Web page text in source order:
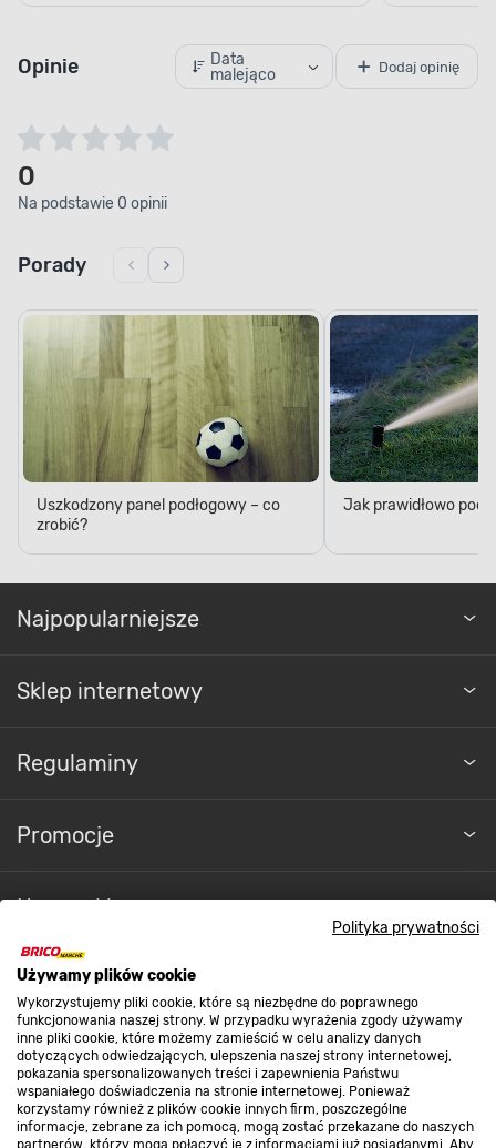
Polityka prywatności
Używamy plików cookie
Wykorzystujemy pliki cookie, które są niezbędne do poprawnego
funkcjonowania naszej strony. W przypadku wyrażenia zgody używamy
inne pliki cookie, które możemy zamieścić w celu analizy danych
dotyczących odwiedzających, ulepszenia naszej strony internetowej,
pokazania spersonalizowanych treści i zapewnienia Państwu
wspaniałego doświadczenia na stronie internetowej. Ponieważ
korzystamy również z plików cookie innych firm, poszczególne
informacje, zebrane za ich pomocą, mogą zostać przekazane do naszych
partnerów, którzy mogą połączyć je z informacjami już posiadanymi. Aby
Opinie
Data
malejąco
Dodaj opinię
0
Na podstawie 0 opinii
Porady
Uszkodzony panel podłogowy – co
zrobić?
Jak prawidłowo
Najpopularniejsze
Sklep internetowy
Regulaminy
Promocje
Nasze sklepy
O nas
Kontakt do sklepu
Strefa biznesu